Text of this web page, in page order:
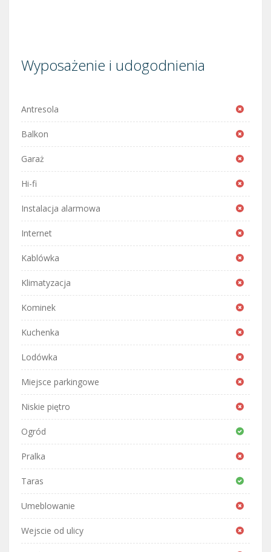
Wyposażenie i udogodnienia
Antresola
Balkon
Garaż
Hi-fi
Instalacja alarmowa
Internet
Kablówka
Klimatyzacja
Kominek
Kuchenka
Lodówka
Miejsce parkingowe
Niskie piętro
Ogród
Pralka
Taras
Umeblowanie
Wejscie od ulicy